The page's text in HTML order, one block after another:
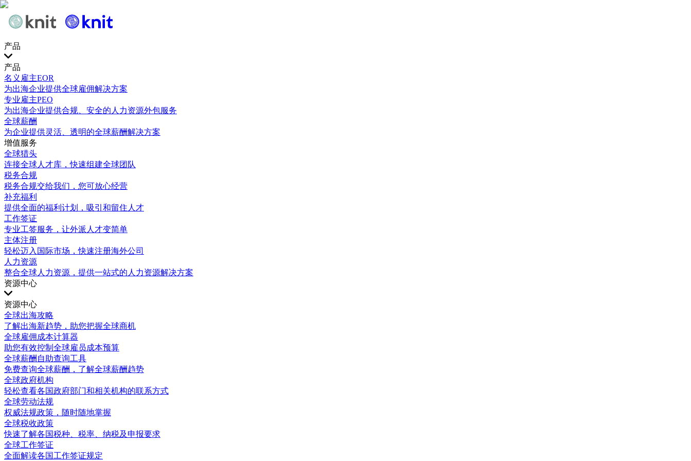
产品
产品
名义雇主EOR
为出海企业提供全球雇佣解决方案
专业雇主PEO
为出海企业提供合规、安全的人力资源外包服务
全球薪酬
为企业提供灵活、透明的全球薪酬解决方案
增值服务
全球猎头
连接全球人才库，快速组建全球团队
税务合规
税务合规交给我们，您可放心经营
补充福利
提供全面的福利计划，吸引和留住人才
工作签证
专业工签服务，让外派人才变简单
主体注册
轻松迈入国际市场，快速注册海外公司
人力资源
整合全球人力资源，提供一站式的人力资源解决方案
资源中心
资源中心
全球出海攻略
了解出海新趋势，助您把握全球商机
全球雇佣成本计算器
助您有效控制全球雇员成本预算
全球薪酬自助查询工具
免费查询全球薪酬，了解全球薪酬趋势
全球政府机构
轻松查看各国政府部门和相关机构的联系方式
全球劳动法规
权威法规政策，随时随地掌握
全球税收政策
快速了解各国税种、税率、纳税及申报要求
全球工作签证
全面解读各国工作签证规定